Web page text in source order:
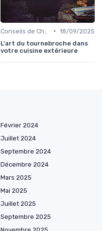
• 18/09/2025
L'art du tournebroche dans
votre cuisine extérieure
Février 2024
Juillet 2024
Septembre 2024
Décembre 2024
Mars 2025
Mai 2025
Juillet 2025
Septembre 2025